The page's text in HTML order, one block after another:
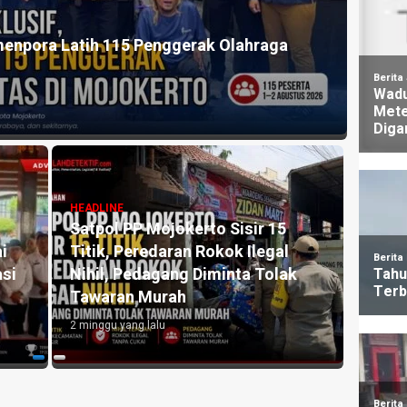
37,9 Persen, Komisi III DPRD Kota
Penguatan Perlindungan Sosial
Komisi III DPRD Kota Mojokerto
Klarifikasi Aduan Seragam SMPN
3, Sekolah Tegaskan Tidak
Pernah Mewajibkan Pembelian
Atribut
3 minggu yang lalu
6 hari